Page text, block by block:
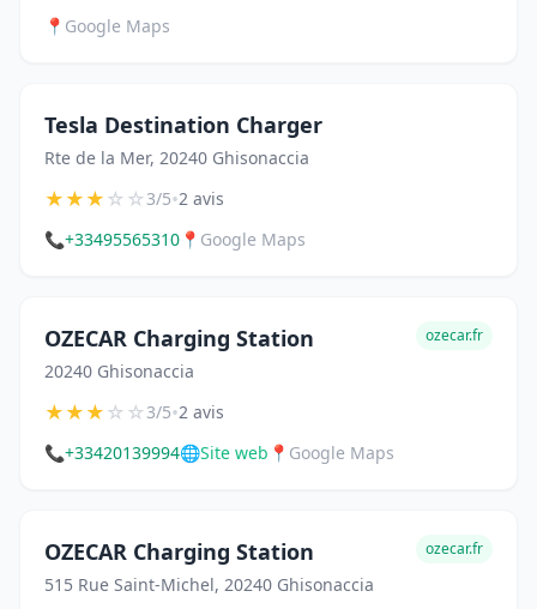
📍 Google Maps
Tesla Destination Charger
Rte de la Mer, 20240 Ghisonaccia
★★★☆☆3/5•2 avis
📞+33495565310 📍 Google Maps
OZECAR Charging Station
20240 Ghisonaccia
ozecar.fr
★★★☆☆3/5•2 avis
📞+33420139994🌐Site web 📍 Google Maps
OZECAR Charging Station
515 Rue Saint-Michel, 20240 Ghisonaccia
ozecar.fr